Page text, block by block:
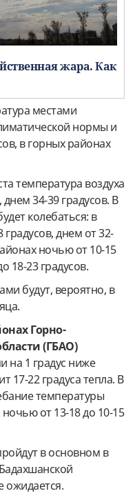
жара. Как
местами
нормы и
в горных районах
температура воздуха
34-39 градусов. В
колебаться: в
днем от 32-
ночью от 10-15
18-23 градусов.
будут, вероятно, в
Горно-
(ГБАО)
на 1 градус ниже
17-22 градуса тепла. В
температуры
ночью от 13-18 до 10-15
в основном в
ожидается.